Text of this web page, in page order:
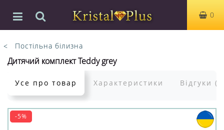
0
Постільна білизна
Дитячий комплект Teddy grey
Усе про товар Характеристики Відгуки
-5%